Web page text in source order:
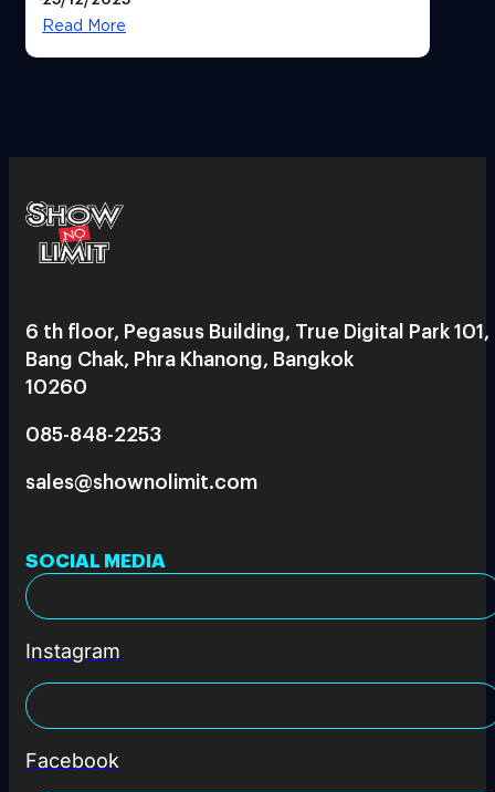
Read More
6 th floor, Pegasus Building, True Digital Park 101,
Bang Chak, Phra Khanong, Bangkok
10260
085-848-2253
sales@shownolimit.com
SOCIAL MEDIA
Instagram
Facebook